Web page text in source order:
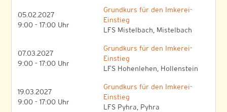
05.02.2027
9:00 - 17:00 Uhr
Grundkurs für den Imkerei-
Einstieg
LFS Mistelbach, Mistelbach
07.03.2027
9:00 - 17:00 Uhr
Grundkurs für den Imkerei-
Einstieg
LFS Hohenlehen, Hollenstein
19.03.2027
9:00 - 17:00 Uhr
Grundkurs für den Imkerei-
Einstieg
LFS Pyhra, Pyhra